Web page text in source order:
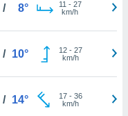
/ 8° 11 - 27
km/h
/ 10° 12- 27
km/h
/ 14° 17- 36
km/h